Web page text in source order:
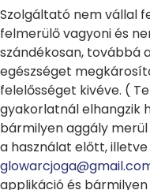
Szolgáltató nem vállal
felmerülő vagyoni és
szándékosan, továbbá
egészséget
felelősséget kivéve. (
gyakorlatnál elhangzik
bármilyen aggály
a használat előtt,
applikáció és